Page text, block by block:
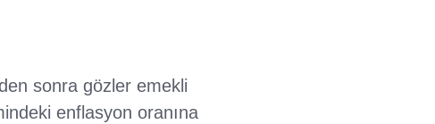
sonra gözler emekli
enflasyon oranına